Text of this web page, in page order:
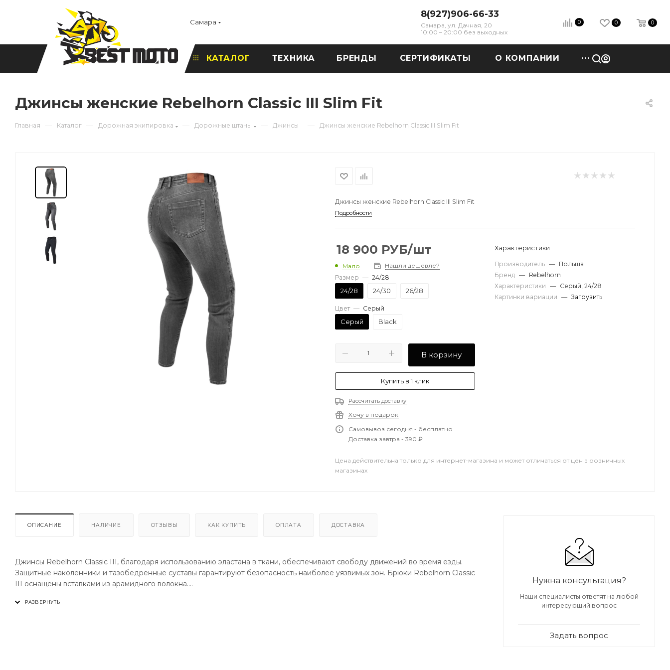
Самара
8(927)906-66-33
Самара, ул. Дачная, 20
10:00 – 20:00 без выходных
0 0 0
КАТАЛОГ ТЕХНИКА БРЕНДЫ СЕРТИФИКАТЫ О КОМПАНИИ
Джинсы женские Rebelhorn Classic III Slim Fit
Главная — Каталог — Дорожная экипировка — Дорожные штаны — Джинсы — Джинсы женские Rebelhorn Classic III Slim Fit
Джинсы женские Rebelhorn Classic III Slim Fit
Подробности
18 900 РУБ/шт
Мало
Нашли дешевле?
Размер — 24/28
24/28 24/30 26/28
Цвет — Серый
Серый Black
В корзину
Купить в 1 клик
Рассчитать доставку
Хочу в подарок
Самовывоз сегодня - бесплатно
Доставка завтра - 390 ₽
Характеристики
Производитель — Польша
Бренд — Rebelhorn
Характеристики — Серый, 24/28
Картинки вариации — Загрузить
Цена действительна только для интернет-магазина и может отличаться от цен в розничных
магазинах
ОПИСАНИЕ НАЛИЧИЕ ОТЗЫВЫ КАК КУПИТЬ ОПЛАТА ДОСТАВКА
Джинсы Rebelhorn Classic III, благодаря использованию эластана в ткани, обеспечивают свободу движений во время езды.
Защитные наколенники и тазобедренные суставы гарантируют безопасность наиболее уязвимых зон. Брюки Rebelhorn Classic
III оснащены вставками из арамидного волокна.
Ткань
Нужна консультация?
Наши специалисты ответят на любой
интересующий вопрос
Задать вопрос